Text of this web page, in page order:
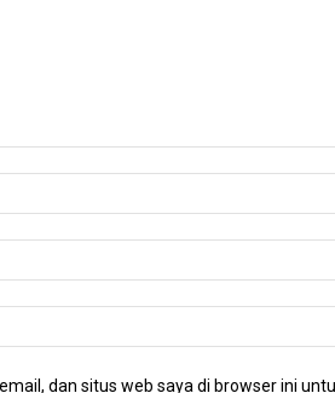
dan situs web saya di browser ini